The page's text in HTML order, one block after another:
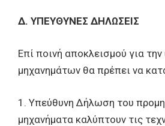
Δ. ΥΠΕΥΘΥΝΕΣ ΔΗΛΩΣΕΙΣ
Επί ποινή αποκλεισμού για
μηχανημάτων θα πρέπει να
1. Υπεύθυνη Δήλωση του
μηχανήματα καλύπτουν τις